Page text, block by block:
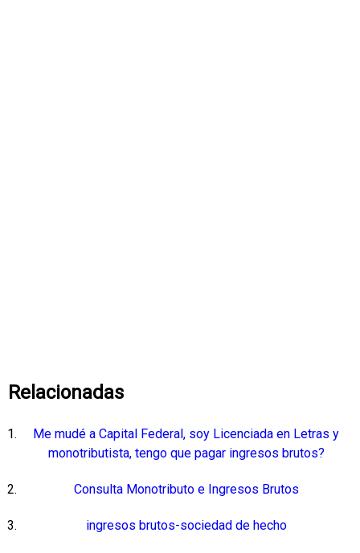
Relacionadas
Me mudé a Capital Federal, soy Licenciada en Letras y
monotributista, tengo que pagar ingresos brutos?
Consulta Monotributo e Ingresos Brutos
ingresos brutos-sociedad de hecho